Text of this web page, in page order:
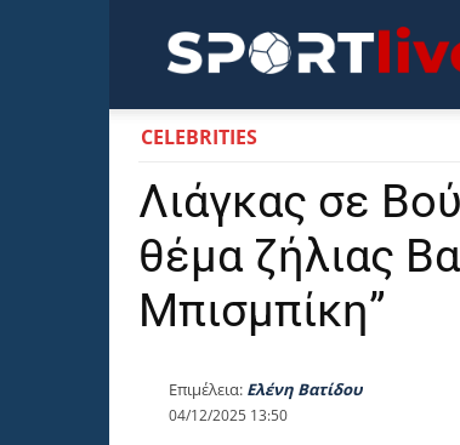
CELEBRITIES
Λιάγκας σε
θέμα ζήλιας
Μπισμπίκη”
Επιμέλεια: Ελένη Βατίδου
04/12/2025 13:50